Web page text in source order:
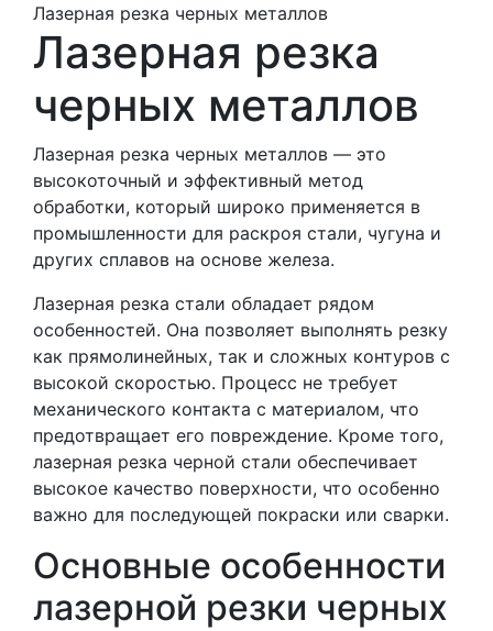
Лазерная резка черных металлов
Лазерная резка
черных металлов
Лазерная резка черных металлов — это
высокоточный и эффективный метод
обработки, который широко применяется в
промышленности для раскроя стали, чугуна и
других сплавов на основе железа.
Лазерная резка стали обладает рядом
особенностей. Она позволяет выполнять резку
как прямолинейных, так и сложных контуров с
высокой скоростью. Процесс не требует
механического контакта с материалом, что
предотвращает его повреждение. Кроме того,
лазерная резка черной стали обеспечивает
высокое качество поверхности, что особенно
важно для последующей покраски или сварки.
Основные особенности
лазерной резки черных